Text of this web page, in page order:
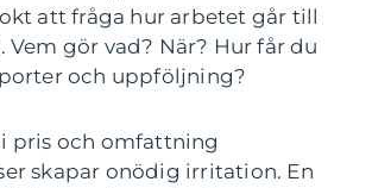
att fråga hur arbetet går till
Vem gör vad? När? Hur får du
och uppföljning?
i pris och omfattning
skapar onödig irritation. En